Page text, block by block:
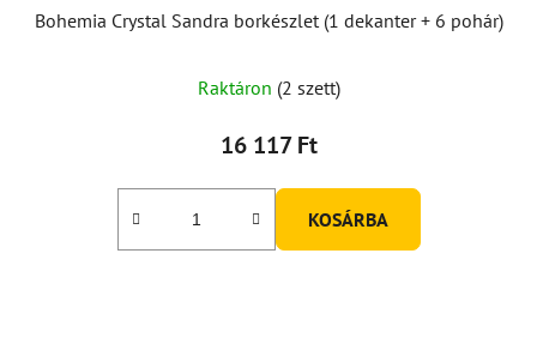
Bohemia Crystal Sandra borkészlet (1 dekanter + 6 pohár)
termék
átlagos
5-
Raktáron (2 szett)
16 117 Ft
KOSÁRBA